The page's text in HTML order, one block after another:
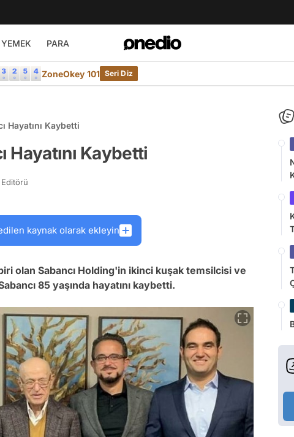
YEMEK PARA
ZoneOkey 101 Seri Diz
Hayatını Kaybetti
Hayatını Kaybetti
kaynak olarak ekleyin
olan Sabancı Holding'in ikinci kuşak temsilcisi ve
85 yaşında hayatını kaybetti.